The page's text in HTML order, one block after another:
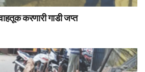
करणारी गाडी जप्त